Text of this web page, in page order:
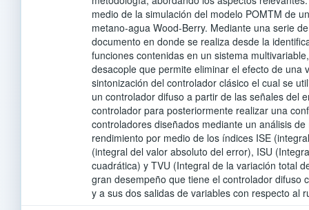
medio de la simulación del modelo POMTM de
metano-agua Wood-Berry. Mediante una serie
documento en donde se realiza desde la
funciones contenidas en un sistema
desacople que permite eliminar el efecto de una
sintonización del controlador clásico el cual se
un controlador difuso a partir de las señales del
controlador para posteriormente realizar una
controladores diseñados mediante un análisis
rendimiento por medio de los índices ISE
(integral del valor absoluto del error), ISU
cuadrática) y TVU (Integral de la variación total
gran desempeño que tiene el controlador difuso
y a sus dos salidas de variables con respecto al